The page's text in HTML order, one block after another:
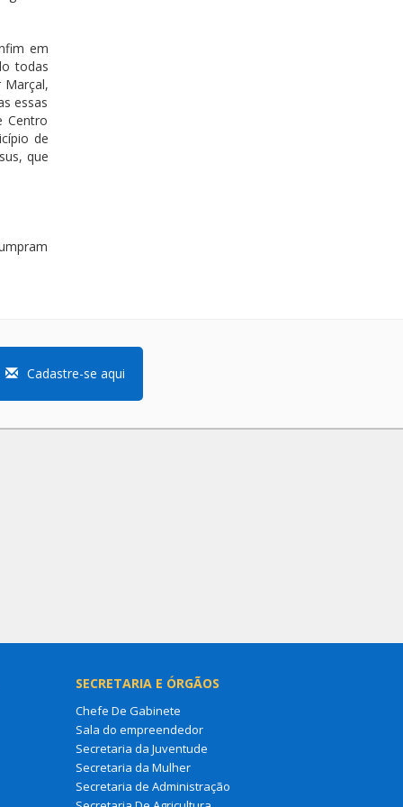
em
todas
Marçal,
essas
Centro
de
que
Cadastre-se aqui
SECRETARIA E ÓRGÃOS
Chefe De Gabinete
Sala do empreendedor
Secretaria da Juventude
Secretaria da Mulher
Secretaria de Administração